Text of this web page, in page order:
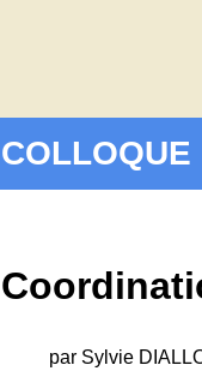
COLLOQUE
par Sylvie